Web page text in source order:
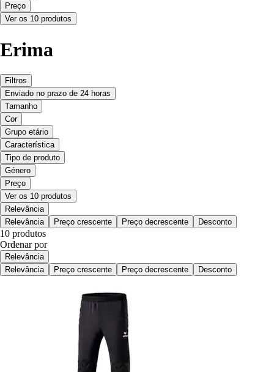
Preço
Ver os 10 produtos
Erima
Filtros
Enviado no prazo de 24 horas
Tamanho
Cor
Grupo etário
Característica
Tipo de produto
Género
Preço
Ver os 10 produtos
Relevância
Relevância
Preço crescente Preço decrescente Desconto
10 produtos
Ordenar por
Relevância
Relevância
Preço crescente Preço decrescente Desconto